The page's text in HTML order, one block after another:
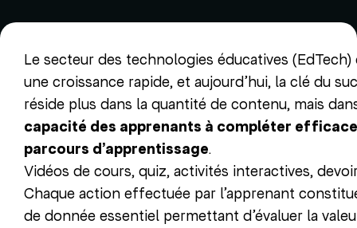
Le secteur des technologies éducatives
une croissance rapide, et aujourd’hui, la clé du
réside plus dans la quantité de contenu, mais
capacité des apprenants à compléter
parcours d’apprentissage.
Vidéos de cours, quiz, activités interactives,
Chaque action effectuée par l’apprenant
de donnée essentiel permettant d’évaluer la